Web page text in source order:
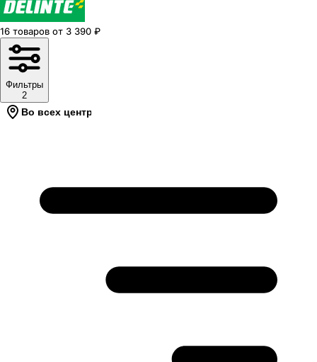
16 товаров от 3 390 ₽
Фильтры
2
Во всех центрах